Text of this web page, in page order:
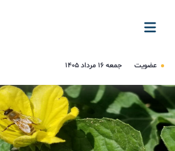
عضویت جمعه ۱۶ مرداد ۱۴۰۵